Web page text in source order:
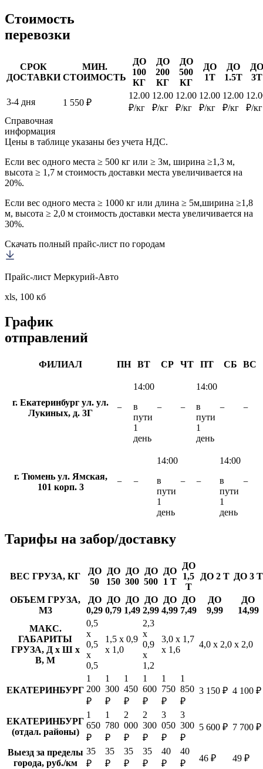
Стоимость
перевозки
СРОК
ДОСТАВКИ
МИН.
СТОИМОСТЬ
ДО
100
КГ
ДО
200
КГ
ДО
500
КГ
ДО
1Т
ДО
1.5Т
ДО
3Т
3-4 дня 1 550 ₽
12.00
₽/кг
12.00
₽/кг
12.00
₽/кг
12.00
₽/кг
12.00
₽/кг
₽/кг
Справочная
информация
Цены в таблице указаны без учета НДС.
Если вес одного места ≥ 500 кг или ≥ 3м, ширина ≥1,3 м,
высота ≥ 1,7 м стоимость доставки места увеличивается на
20%.
Если вес одного места ≥ 1000 кг или длина ≥ 5м,ширина ≥1,8
м, высота ≥ 2,0 м стоимость доставки места увеличивается на
30%.
Скачать полный прайс-лист по городам
Прайс-лист Меркурий-Авто
xls, 100 кб
График
отправлений
ФИЛИАЛ ПН ВТ СР ЧТ ПТ СБ ВС
г. Екатеринбург ул. ул.
Лукиных, д. 3Г
−
14:00
в
пути
1
день
− −
14:00
в
пути
1
день
− −
г. Тюмень ул. Ямская,
101 корп. 3
− −
14:00
в
пути
1
день
− −
14:00
в
пути
1
день
−
Тарифы на забор/доставку
ВЕС ГРУЗА, КГ
ДО
50
ДО
150
ДО
300
ДО
500
ДО
1 Т
ДО
1,5
Т
ДО 2 Т ДО 3 Т
ОБЪЕМ ГРУЗА,
М3
ДО
0,29
ДО
0,79
ДО
1,49
ДО
2,99
ДО
4,99
ДО
7,49
ДО
9,99
ДО
14,99
МАКС.
ГАБАРИТЫ
ГРУЗА, Д х Ш х
В, М
0,5
х
0,5
х
0,5
1,5 х 0,9
х 1,0
2,3
х
0,9
х
1,2
3,0 х 1,7
х 1,6
4,0 х 2,0 х 2,0
ЕКАТЕРИНБУРГ
1
200
₽
1
300
₽
1
450
₽
1
600
₽
1
750
₽
1
850
₽
3 150 ₽ 4 100 ₽
ЕКАТЕРИНБУРГ
(отдал. районы)
1
650
₽
1
780
₽
2
000
₽
2
300
₽
3
050
₽
3
300
₽
5 600 ₽ 7 700 ₽
Выезд за пределы
города, руб./км
35
₽
35
₽
35
₽
35
₽
40
₽
40
₽
46 ₽ 49 ₽